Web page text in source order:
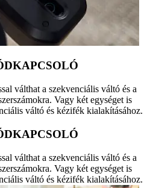
válthat a szekvenciális váltó és a
Vagy két egységet is
váltó és kézifék kialakításához.
válthat a szekvenciális váltó és a
Vagy két egységet is
váltó és kézifék kialakításához.